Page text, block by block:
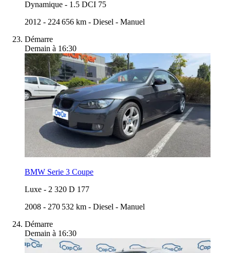
Dynamique - 1.5 DCI 75
2012 - 224 656 km - Diesel - Manuel
Démarre
Demain à 16:30
BMW Serie 3 Coupe
Luxe - 2 320 D 177
2008 - 270 532 km - Diesel - Manuel
Démarre
Demain à 16:30